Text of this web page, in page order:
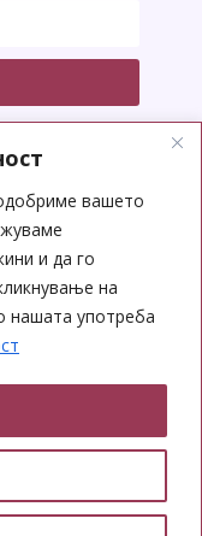
вашето
и да го
на
нашата употреба